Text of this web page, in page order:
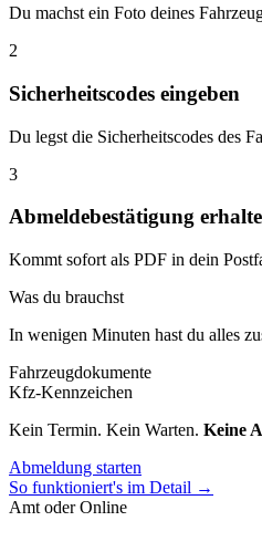
Du machst ein Foto deines
2
Sicherheitscodes eingeben
Du legst die Sicherheitscodes des
3
Abmeldebestätigung
Kommt sofort als PDF in dein
Was du brauchst
In wenigen Minuten hast du alles
Fahrzeugdokumente
Kfz-Kennzeichen
Kein Termin. Kein Warten. Keine
Abmeldung starten
So funktioniert's im Detail →
Amt oder Online